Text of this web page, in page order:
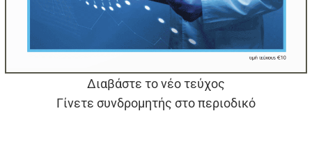
Διαβάστε το νέο τεύχος
Γίνετε συνδρομητής στο περιοδικό